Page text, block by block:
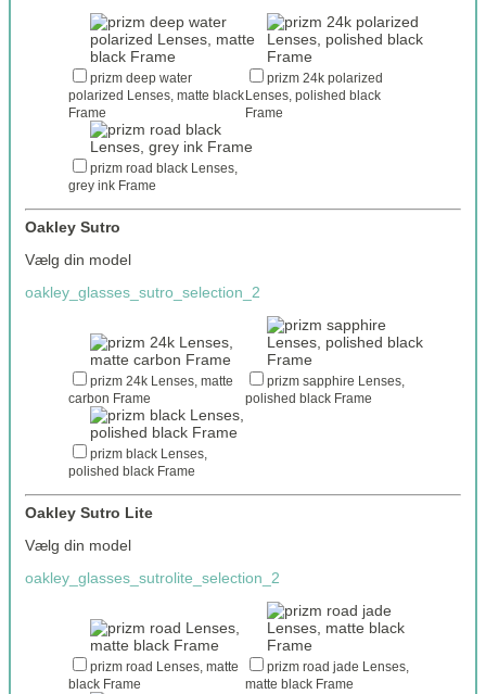
prizm deep water
polarized Lenses, matte black
Frame
prizm 24k polarized
Lenses, polished black
Frame
prizm road black Lenses,
grey ink Frame
Oakley Sutro
Vælg din model
oakley_glasses_sutro_selection_2
prizm 24k Lenses, matte
carbon Frame
prizm sapphire Lenses,
polished black Frame
prizm black Lenses,
polished black Frame
Oakley Sutro Lite
Vælg din model
oakley_glasses_sutrolite_selection_2
prizm road Lenses, matte
black Frame
prizm road jade Lenses,
matte black Frame